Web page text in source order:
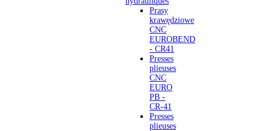
Prasy
krawędziowe
CNC
EUROBEND
- CR41
Presses
plieuses
CNC
EURO
PB -
CR-41
Presses
plieuses